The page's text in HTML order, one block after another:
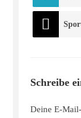
Schreibe
Deine E-